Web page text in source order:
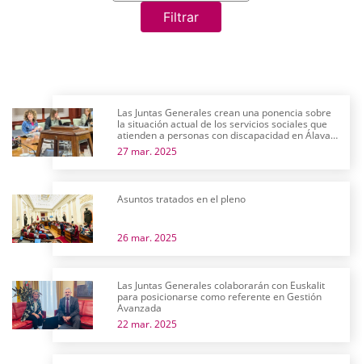
Filtrar
Las Juntas Generales crean una ponencia sobre
la situación actual de los servicios sociales que
atienden a personas con discapacidad en Álava y
su futuro próximo
27 mar. 2025
Asuntos tratados en el pleno
26 mar. 2025
Las Juntas Generales colaborarán con Euskalit
para posicionarse como referente en Gestión
Avanzada
22 mar. 2025